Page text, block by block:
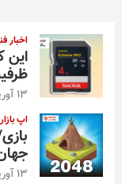
اخبار
13 آوریل 2024
اپ بازار
13 آوریل 2024